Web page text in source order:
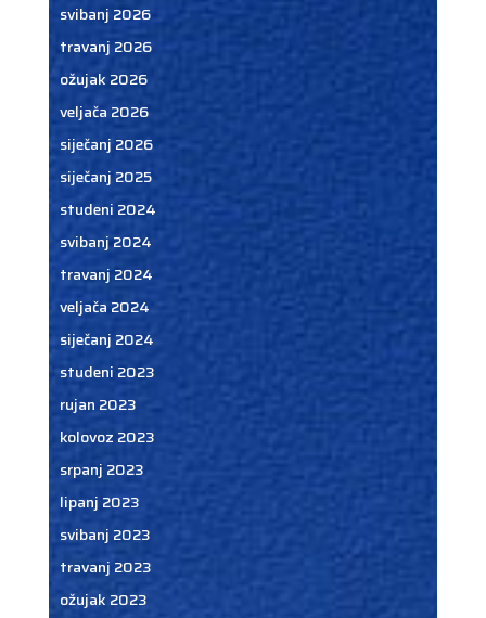
svibanj 2026
travanj 2026
ožujak 2026
veljača 2026
siječanj 2026
siječanj 2025
studeni 2024
svibanj 2024
travanj 2024
veljača 2024
siječanj 2024
studeni 2023
rujan 2023
kolovoz 2023
srpanj 2023
lipanj 2023
svibanj 2023
travanj 2023
ožujak 2023